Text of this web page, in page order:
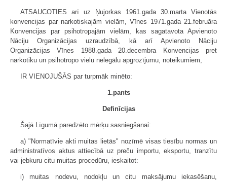
ATSAUCOTIES arī uz Ņujorkas 1961.gada 30.marta Vienotās
konvencijas par narkotiskajām vielām, Vīnes 1971.gada 21.februāra
Konvencijas par psihotropajām vielām, kas sagatavota Apvienoto
Nāciju Organizācijas uzraudzībā, kā arī Apvienoto Nāciju
Organizācijas Vīnes 1988.gada 20.decembra Konvencijas pret
narkotiku un psihotropo vielu nelegālu apgrozījumu, noteikumiem,
IR VIENOJUŠĀS par turpmāk minēto:
1.pants
Definīcijas
Šajā Līgumā paredzēto mērķu sasniegšanai:
a) "Normatīvie akti muitas lietās" nozīmē visas tiesību normas un
administratīvos aktus attiecībā uz preču importu, eksportu, tranzītu
vai jebkuru citu muitas procedūru, ieskaitot:
i) muitas nodevu, nodokļu un citu maksājumu iekasēšanu,